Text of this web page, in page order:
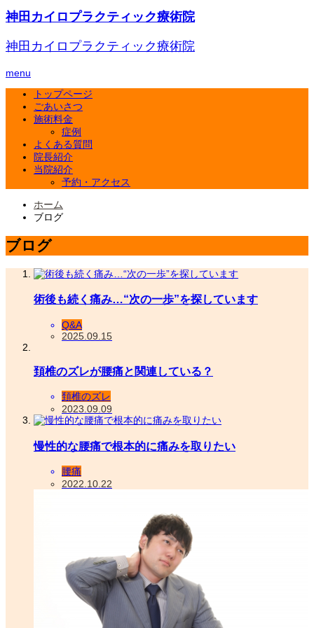
神田カイロプラクティック療術院
神田カイロプラクティック療術院
menu
トップページ
ごあいさつ
施術料金
症例
よくある質問
院長紹介
当院紹介
予約・アクセス
ホーム
ブログ
ブログ
術後も続く痛み…“次の一歩”を探しています
Q&A
2025.09.15
頚椎のズレが腰痛と関連している？
頚椎のズレ
2023.09.09
慢性的な腰痛で根本的に痛みを取りたい
腰痛
2022.10.22